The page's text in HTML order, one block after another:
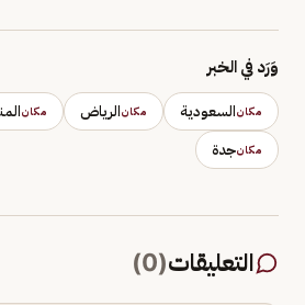
وَرَد في الخبر
مكانالسعودية مكانالرياض مكان
مكانجدة
التعليقات(
0
)